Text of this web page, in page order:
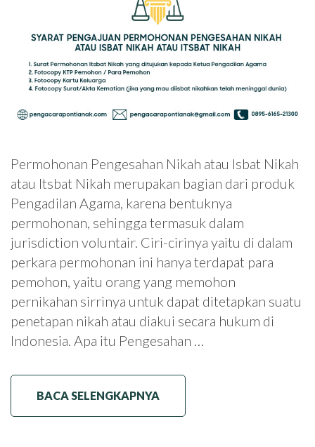
Permohonan Pengesahan Nikah atau Isbat Nikah
atau Itsbat Nikah merupakan bagian dari produk
Pengadilan Agama, karena bentuknya
permohonan, sehingga termasuk dalam
jurisdiction voluntair. Ciri-cirinya yaitu di dalam
perkara permohonan ini hanya terdapat para
pemohon, yaitu orang yang memohon
pernikahan sirrinya untuk dapat ditetapkan suatu
penetapan nikah atau diakui secara hukum di
Indonesia. Apa itu Pengesahan …
BACA SELENGKAPNYA